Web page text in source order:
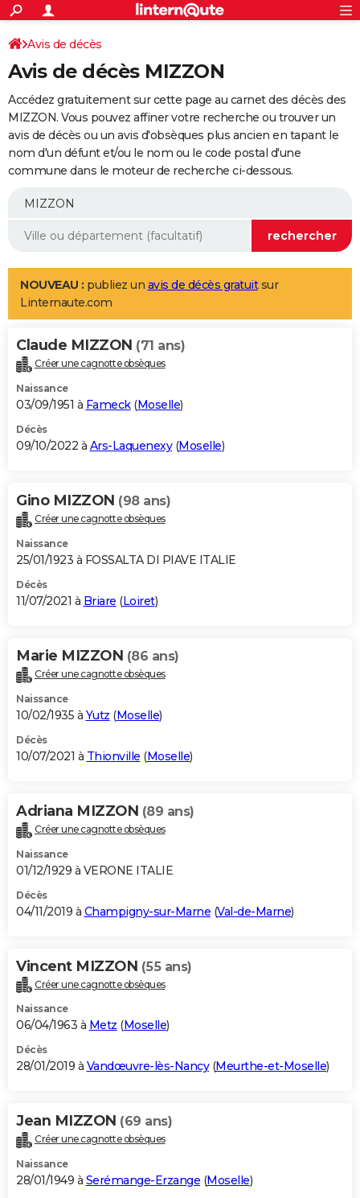
ACTUALITÉS
Politique
Société
Faits Divers
Education
Monde
Villes
+
SPORT
Coupe du monde 2026
Football
Tennis
Cyclisme
Rugby
Forum
Programme TV
TNT
Streaming
Cinéma
Sorties cinéma
Musique
+
FINANCE
Retraite
Epargne
Immobilier
Risques naturels par ville
Banque
Assurance
AUTO
Essais
Réserver un essai
Citadines
Berlines
SUV
Forum auto
+
Mobiles
Meilleur smartphone
Internet
Ordinateurs
Jeux vidéo
Guide high-tech
Aménagement intérieur
LIFESTYLE
Art de vivre
Bien-être
Loisirs
Mode
Modes de vie
Alimentation
Guide de la santé
Maladies
Médicaments
Sommeil
VOYAGE
Destinations
City break
Voyage nature
Voyage de noces
Forum
Climat
+PHOTO
GUIDES D'ACHAT
BONS PLANS
Carte de Noël
Carte Bonne année
Carte Saint-Valentin
Carte Pâques
Carte d'anniversaire
DICTIONNAIRE
Dictionnaire
Biographies
Citations
Expressions
Proverbes
PROGRAMME TV
S'inscrire
Se connecter
Lycées
Collèges
Primaires
Universités
Entreprises
Service militaire
Avis de recherche
AVIS DE DÉCÈS
Bricolage
Lifestyle
Culture
Sport
Auto
Television
Voyage
Cinema
Avis de décès
Avis de décès MIZZON
Accédez gratuitement sur cette page au carnet des décès des
MIZZON. Vous pouvez affiner votre recherche ou trouver un
avis de décès ou un avis d'obsèques plus ancien en tapant le
nom d'un défunt et/ou le nom ou le code postal d'une
commune dans le moteur de recherche ci-dessous.
NOUVEAU : publiez un avis de décès gratuitsur
Linternaute.com
Claude MIZZON (71 ans)
Créer une cagnotte obsèques
Naissance
03/09/1951 à Fameck(Moselle)
Décès
09/10/2022 à Ars-Laquenexy(Moselle)
Gino MIZZON (98 ans)
Créer une cagnotte obsèques
Naissance
25/01/1923 à FOSSALTA DI PIAVE ITALIE
Décès
11/07/2021 à Briare (Loiret)
Marie MIZZON (86 ans)
Créer une cagnotte obsèques
Naissance
10/02/1935 à Yutz (Moselle)
Décès
10/07/2021 à Thionville (Moselle)
Adriana MIZZON (89 ans)
Créer une cagnotte obsèques
Naissance
01/12/1929 à VERONE ITALIE
Décès
04/11/2019 à Champigny-sur-Marne (Val-de-Marne)
Vincent MIZZON (55 ans)
Créer une cagnotte obsèques
Naissance
06/04/1963 à Metz (Moselle)
Décès
28/01/2019 à Vandœuvre-lès-Nancy(Meurthe-et-Moselle)
Jean MIZZON (69 ans)
Créer une cagnotte obsèques
Naissance
28/01/1949 à Serémange-Erzange (Moselle)